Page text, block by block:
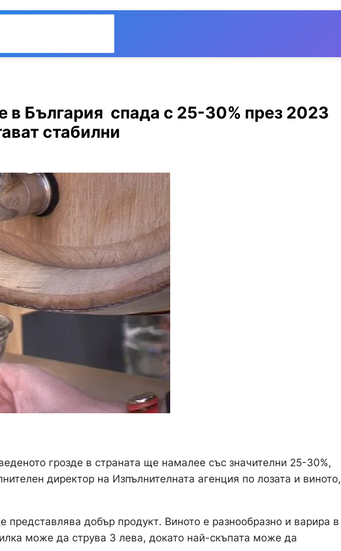
в България спада с 25-30% през 2023
стабилни
грозде в страната ще намалее със значителни 25-30%,
директор на Изпълнителната агенция по лозата и виното,
представлява добър продукт. Виното е разнообразно и варира в
може да струва 3 лева, докато най-скъпата може да